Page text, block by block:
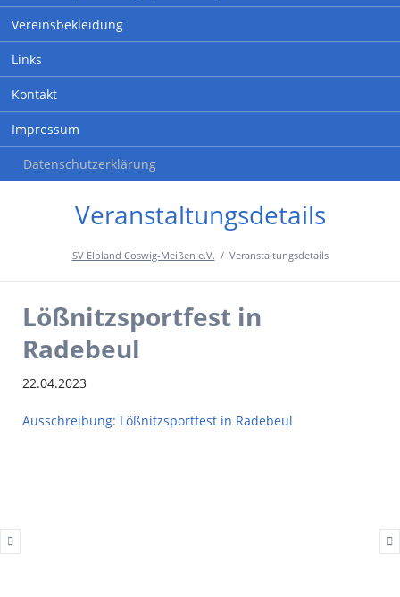
Vereinsbekleidung
Links
Kontakt
Impressum
Datenschutzerklärung
Veranstaltungsdetails
SV Elbland Coswig-Meißen e.V. Veranstaltungsdetails
Lößnitzsportfest in
Radebeul
22.04.2023
Ausschreibung: Lößnitzsportfest in Radebeul